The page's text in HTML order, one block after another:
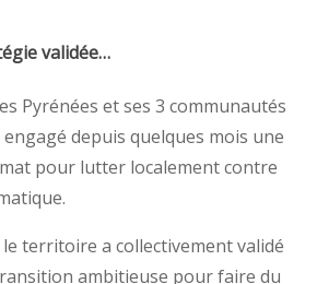
validée…
Pyrénées et ses 3 communautés
depuis quelques mois une
pour lutter localement contre
le territoire a collectivement validé
ambitieuse pour faire du